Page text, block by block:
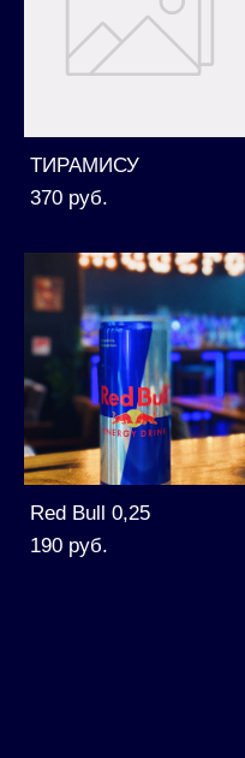
ТИРАМИСУ
370 pуб.
Red Bull 0,25
190 pуб.